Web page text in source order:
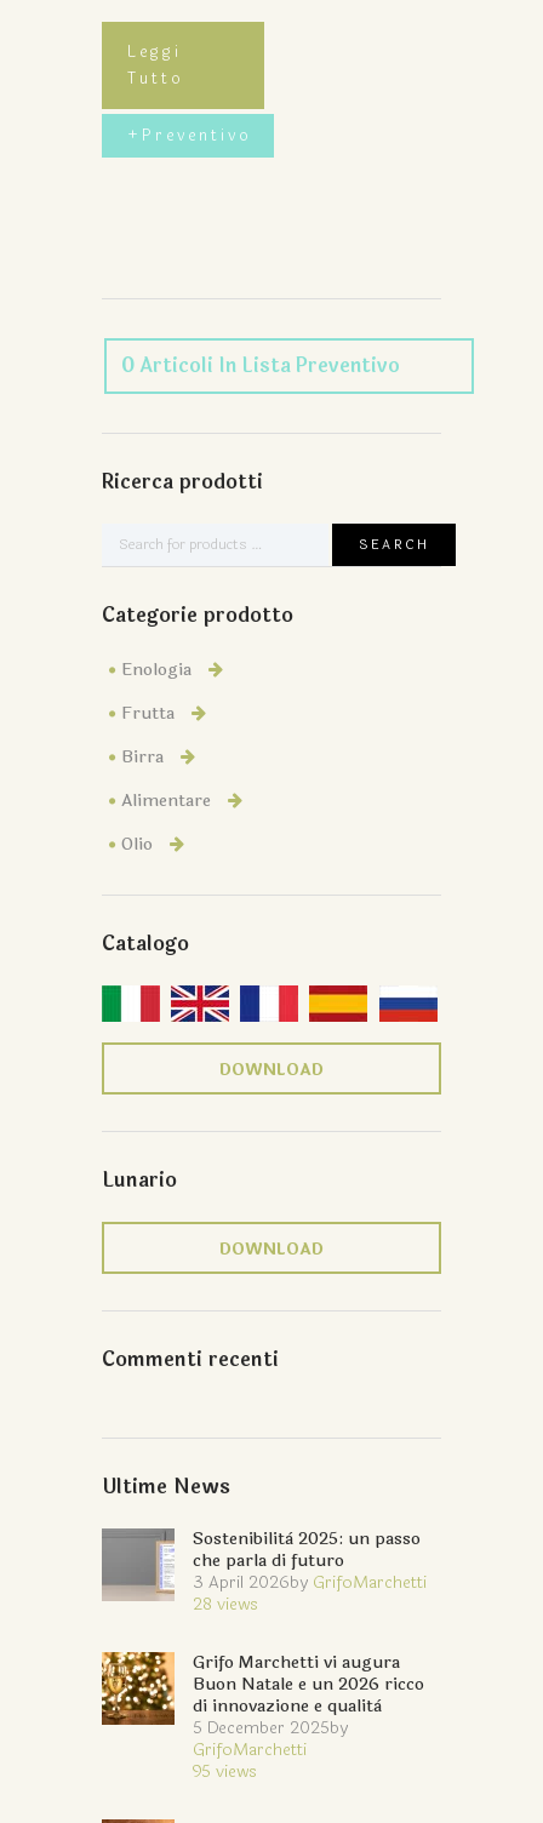
Leggi
Tutto
+preventivo
0Articoli In Lista Preventivo
Ricerca prodotti
Categorie prodotto
Enologia
Frutta
Birra
Alimentare
Olio
Catalogo
DOWNLOAD
Lunario
DOWNLOAD
Commenti recenti
Ultime News
Sostenibilità 2025: un passo
che parla di futuro
3 April 2026by GrifoMarchetti
28 views
Grifo Marchetti vi augura
Buon Natale e un 2026 ricco
di innovazione e qualità
5 December 2025by
GrifoMarchetti
95 views